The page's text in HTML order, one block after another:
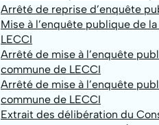
Arrêté de reprise d’enquête
Mise à l’enquête publique de
LECCI
Arrêté de mise à l’enquête
commune de LECCI
Arrêté de mise à l’enquête
commune de LECCI
Extrait des délibération du